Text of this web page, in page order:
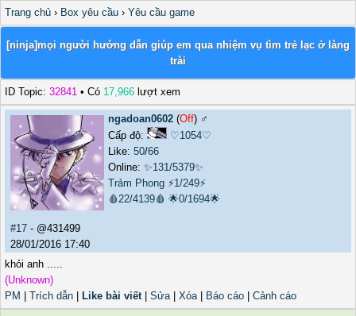
Trang chủ › Box yêu cầu › Yêu cầu game
[ninja]mọi người hướng dẫn giúp em qua nhiệm vụ tìm trẻ lạc ở làng
trài
ID Topic: 32841 • Có 17,966 lượt xem
ngadoan0602 (Off) ♂️
Cấp độ:
♡1054♡
Like:50/66
Online:✨131/5379✨
Trảm Phong ⚡1/249⚡
🩸22/4139🩸 🌟0/1694🌟
#17 - @431499
28/01/2016 17:40
khỏi anh .....
(Unknown)
PM
Trích dẫn Like bài viết| Sửa| Xóa| Báo cáo Cảnh cáo